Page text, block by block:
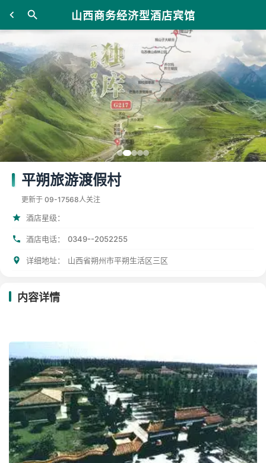
山西商务经济型酒店宾馆
平朔旅游渡假村
更新于 09-17568人关注
酒店星级：
酒店电话： 0349--2052255
详细地址： 山西省朔州市平朔生活区三区
内容详情